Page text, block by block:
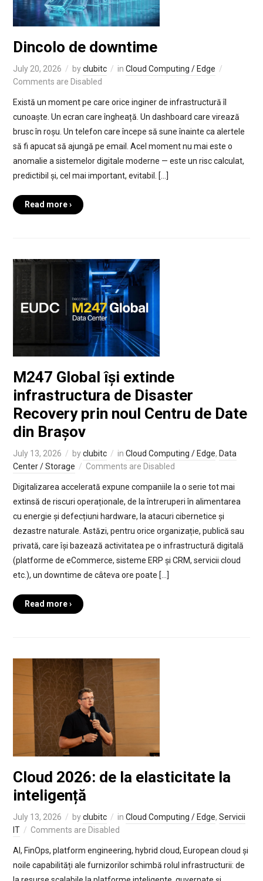
Dincolo de downtime
July 20, 2026 byclubitc in Cloud Computing / Edge
Comments are Disabled
Există un moment pe care orice inginer de infrastructură îl
cunoaște. Un ecran care îngheață. Un dashboard care virează
brusc în roșu. Un telefon care începe să sune înainte ca alertele
să fi apucat să ajungă pe email. Acel moment nu mai este o
anomalie a sistemelor digitale moderne — este un risc calculat,
predictibil și, cel mai important, evitabil. […]
Read more ›
M247 Global își extinde
infrastructura de Disaster
Recovery prin noul Centru de Date
din Brașov
July 13, 2026 byclubitc in Cloud Computing / Edge, Data
Center / Storage
Comments are Disabled
Digitalizarea accelerată expune companiile la o serie tot mai
extinsă de riscuri operaționale, de la întreruperi în alimentarea
cu energie și defecțiuni hardware, la atacuri cibernetice și
dezastre naturale. Astăzi, pentru orice organizație, publică sau
privată, care își bazează activitatea pe o infrastructură digitală
(platforme de eCommerce, sisteme ERP și CRM, servicii cloud
etc.), un downtime de câteva ore poate […]
Read more ›
Cloud 2026: de la elasticitate la
inteligență
July 13, 2026 byclubitc in Cloud Computing / Edge, Servicii
IT
Comments are Disabled
AI, FinOps, platform engineering, hybrid cloud, European cloud și
noile capabilități ale furnizorilor schimbă rolul infrastructurii: de